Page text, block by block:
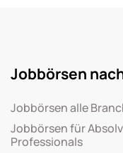
Jobbörsen
Jobbörsen alle
Jobbörsen für
Professionals